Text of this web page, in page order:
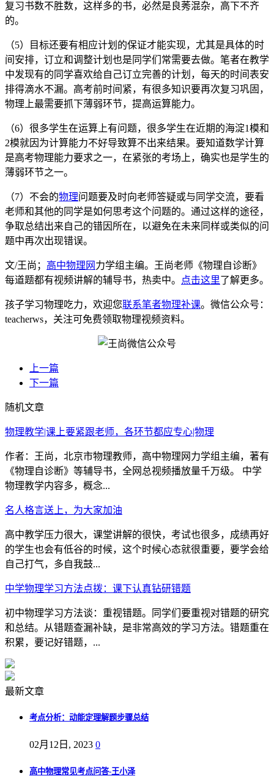
复习书数不胜数，这样多的书，必然是良莠混杂，高下不齐
的。
（5）目标还要有相应计划的保证才能实现，尤其是具体的时
间安排，订立和调整计划也是同学们常需要去做。笔者在教学
中发现有的同学喜欢给自己订立完善的计划，每天的时间表安
排得滴水不漏。高考前时间紧，有很多知识要再次复习巩固，
物理上最需要抓下薄弱环节，提高运算能力。
（6）很多学生在运算上有问题，很多学生在近期的海淀1模和
2模就因为计算能力不好导致算不出来结果。要知道数学计算
是高考物理能力要求之一，在紧张的考场上，确实也是学生的
薄弱环节之一。
（7）不会的物理问题要及时向老师答疑或与同学交流，要看
老师和其他的同学是如何思考这个问题的。通过这样的途径，
争取总结出来自己的错因所在，以避免在未来同样或类似的问
题中再次出现错误。
文/王尚； 高中物理网 力学组主编。王尚老师《物理自诊断》
每道题都有视频讲解的辅导书，热卖中。
点击这里了解更多。
孩子学习物理吃力，欢迎您联系笔者物理补课。微信公众号：
teacherws，关注可免费领取物理视频资料。
上一篇
下一篇
随机文章
物理教学|课上要紧跟老师，各环节都应专心|物理
作者：王尚，北京市物理教师，高中物理网力学组主编，著有
《物理自诊断》等辅导书，全网总视频播放量千万级。 中学
物理教学内容多，概念...
名人格言送上，为大家加油
高中教学压力很大，课堂讲解的很快，考试也很多，成绩再好
的学生也会有低谷的时候，这个时候心态就很重要，要学会给
自己打气，多自我鼓...
中学物理学习方法点拨：课下认真钻研错题
初中物理学习方法谈：重视错题。同学们要重视对错题的研究
和总结。从错题查漏补缺，是非常高效的学习方法。错题重在
积累，要记好错题，...
最新文章
考点分析：动能定理解题步骤总结
02月12日, 2023 0
高中物理常见考点问答-王小泽